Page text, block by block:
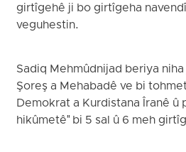
girtîgehê ji bo girtîgeha
veguhestin.
Sadiq Mehmûdnijad beriya
Şoreş a Mehabadê ve bi
Demokrat a Kurdistana Îranê û
hikûmetê" bi 5 sal û 6 meh